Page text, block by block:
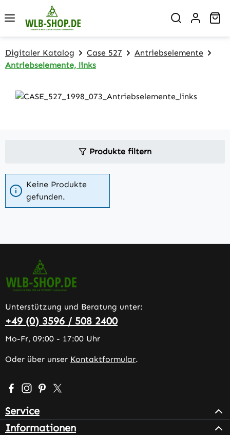
Zum Hauptinhalt springen
Digitaler Katalog Case 527
Antriebselemente
Antriebselemente, links
Produkte filtern
Keine Produkte
gefunden.
Unterstützung und Beratung unter:
+49 (0) 3596 / 508 2400
Mo-Fr, 09:00 - 17:00 Uhr
Oder über unser Kontaktformular.
Besuche uns auf Facebook – öffnet in neuem Tab
Schau auf Instagram vorbei – öffnet in neuem Tab
Lass dich auf Pinterest inspirieren – öffnet in
Folge uns auf X – öffnet in neuem Tab
Service
Informationen